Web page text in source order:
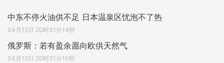
中东不停火油供不足 日本温泉区忧泡不了热
04月12日 20时31分14秒
俄罗斯：若有盈余愿向欧供天然气
04月12日 20时31分10秒